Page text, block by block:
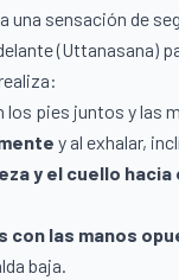
una sensación de
(Uttanasana)
los pies juntos y las
y al exhalar,
y el cuello hacia
con las manos
baja.